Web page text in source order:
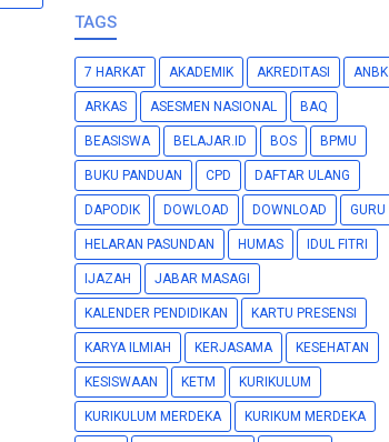
TAGS
7 HARKAT AKADEMIK AKREDITASI ANBK
ARKAS ASESMEN NASIONAL BAQ
BEASISWA BELAJAR.ID BOS BPMU
BUKU PANDUAN CPD DAFTAR ULANG
DAPODIK DOWLOAD DOWNLOAD GURU
HELARAN PASUNDAN HUMAS IDUL FITRI
IJAZAH JABAR MASAGI
KALENDER PENDIDIKAN KARTU PRESENSI
KARYA ILMIAH KERJASAMA KESEHATAN
KESISWAAN KETM KURIKULUM
KURIKULUM MERDEKA KURIKUM MERDEKA